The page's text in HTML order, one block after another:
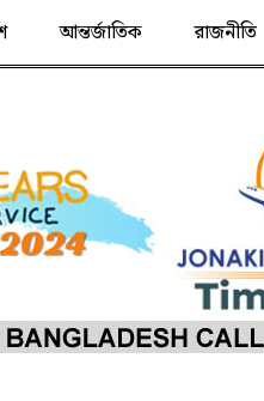
আন্তর্জাতিক রাজনীতি